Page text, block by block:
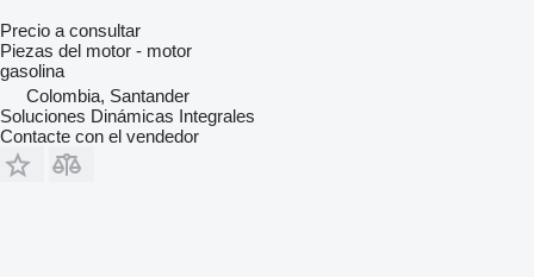
Precio a consultar
Piezas del motor - motor
gasolina
Colombia, Santander
Soluciones Dinámicas Integrales
Contacte con el vendedor